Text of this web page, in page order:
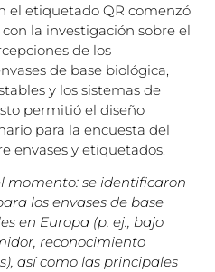
el etiquetado QR comenzó
la investigación sobre el
de los
de base biológica,
y los sistemas de
permitió el diseño
para la encuesta del
envases y etiquetados.
momento: se identificaron
los envases de base
en Europa (p. ej., bajo
reconocimiento
así como las principales